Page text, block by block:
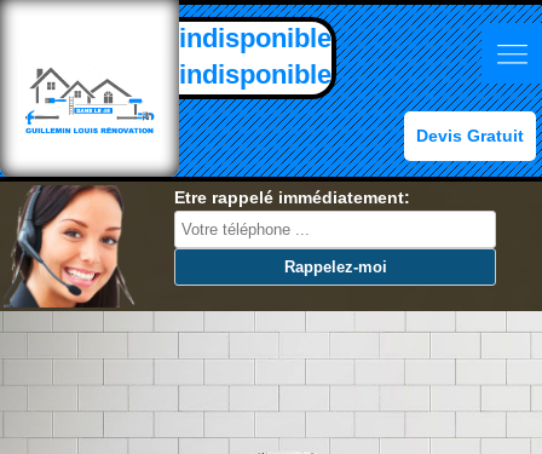
indisponible
indisponible
Devis Gratuit
Etre rappelé immédiatement: